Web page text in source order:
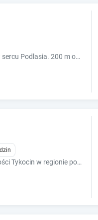
Całoroczne komfortowe domki i apartamenty w sercu Podlasia. 200 m od historycznego placu Czarneckiego w centrum Tykocina.
Obiekt Domek mamy położony jest w miejscowości Tykocin w regionie podlaskie.Oferta willi obejmuje nowoczesny dom, duzy ogród, mozliwisc grillowania.